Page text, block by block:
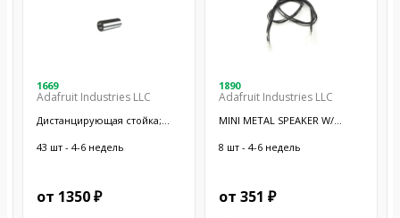
1669
Adafruit Industries LLC
Дистанцирующая стойка;
латунь; никель
43 шт - 4-6 недель
от 1350 ₽
1890
Adafruit Industries LLC
MINI METAL SPEAKER W/
8 шт - 4-6 недель
от 351 ₽